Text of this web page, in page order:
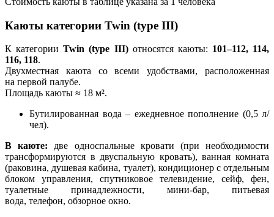
Каюты категории Twin (type III)
К категорииTwin (type III) относятся каюты: 101–112, 114,
116, 118.
Двухместная каюта со всеми удобствами, расположенная
на первой палубе.
Площадь каюты ≈ 18 м².
Бутилированная вода – ежедневное пополнение (0,5 л/
чел).
В каюте: две односпальные кровати (при необходимости
трансформируются в двуспальную кровать), ванная комната
(раковина, душевая кабина, туалет), кондиционер с отдельным
блоком управления, спутниковое телевидение, сейф, фен,
туалетные принадлежности, мини-бар, питьевая
вода, телефон, обзорное окно.